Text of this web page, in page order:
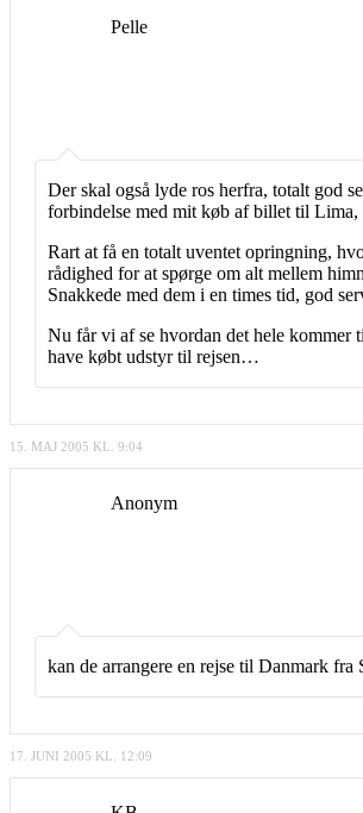
Pelle
Der skal også lyde ros herfra, totalt god
forbindelse med mit køb af billet til Lima,
Rart at få en totalt uventet opringning,
rådighed for at spørge om alt mellem
Snakkede med dem i en times tid, god
Nu får vi af se hvordan det hele kommer
have købt udstyr til rejsen…
15. MAJ 2005 KL. 9:04
Anonym
kan de arrangere en rejse til Danmark fra
17. JUNI 2005 KL. 12:09